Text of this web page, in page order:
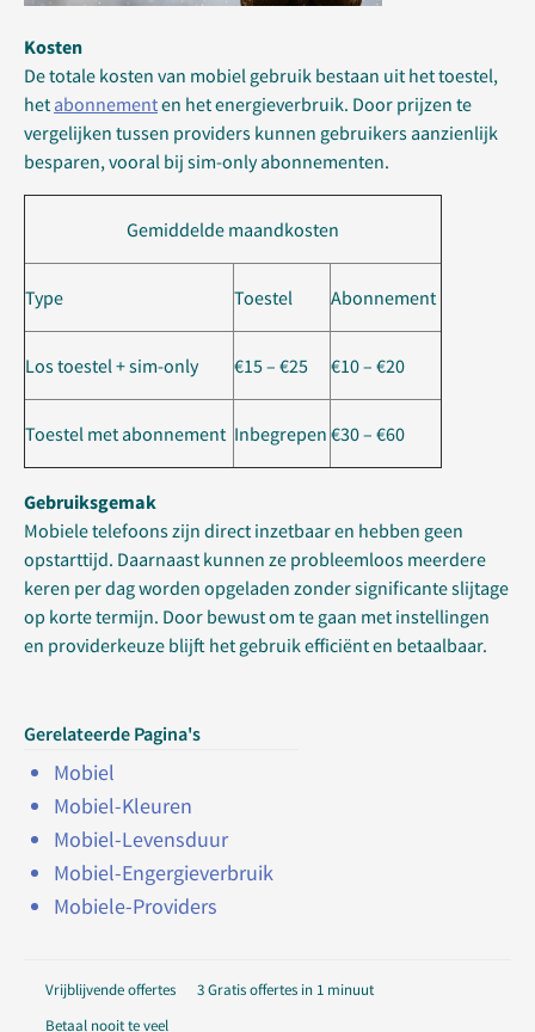
Kosten
De totale kosten van mobiel gebruik bestaan uit het toestel,
het abonnementen het energieverbruik. Door prijzen te
vergelijken tussen providers kunnen gebruikers aanzienlijk
besparen, vooral bij sim-only abonnementen.
Gemiddelde maandkosten
Type Toestel Abonnement
Los toestel + sim-only €15 – €25 €10 – €20
Toestel met abonnement Inbegrepen €30 – €60
Gebruiksgemak
Mobiele telefoons zijn direct inzetbaar en hebben geen
opstarttijd. Daarnaast kunnen ze probleemloos meerdere
keren per dag worden opgeladen zonder significante slijtage
op korte termijn. Door bewust om te gaan met instellingen
en providerkeuze blijft het gebruik efficiënt en betaalbaar.
Gerelateerde Pagina's
Mobiel
Mobiel-Kleuren
Mobiel-Levensduur
Mobiel-Engergieverbruik
Mobiele-Providers
Vrijblijvende offertes
3 Gratis offertes in 1 minuut
Betaal nooit te veel